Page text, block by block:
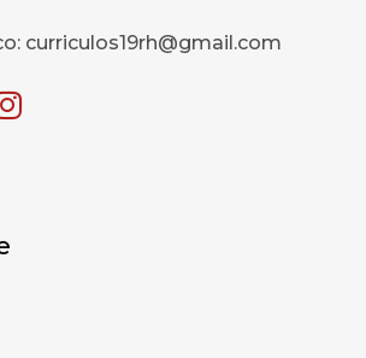
curriculos19rh@gmail.com